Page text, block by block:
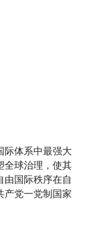
际体系中最强大
全球治理，使其
由国际秩序在自
产党一党制国家